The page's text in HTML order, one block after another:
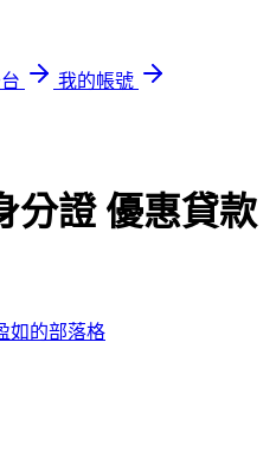
我的帳號
分證 優惠貸款
如的部落格